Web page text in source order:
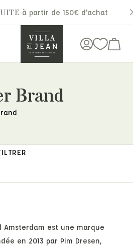
à partir de 150€ d'achat
Brand
Amsterdam est une marque
en 2013 par Pim Dresen,